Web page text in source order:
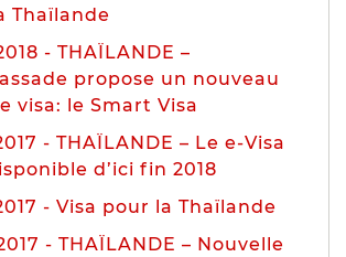
Thaïlande
- THAÏLANDE –
propose un nouveau
visa: le Smart Visa
- THAÏLANDE – Le e-Visa
d’ici fin 2018
- Visa pour la Thaïlande
- THAÏLANDE – Nouvelle